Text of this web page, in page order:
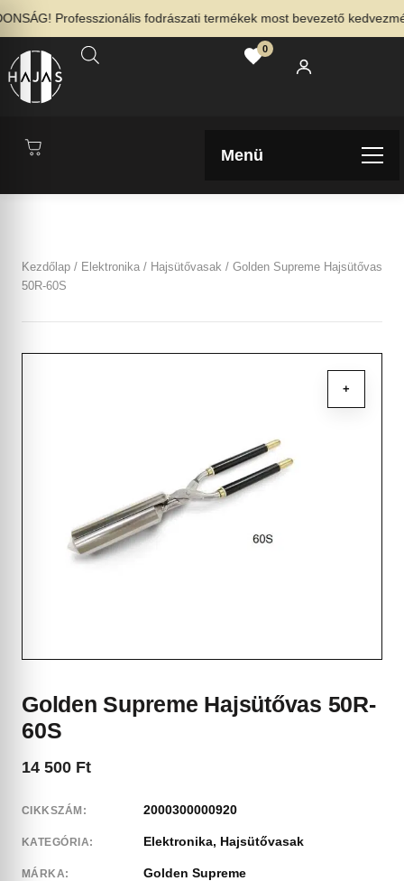
Professzionális fodrászati termékek most bevezető
0
Menü
Kezdőlap / Elektronika / Hajsütővasak / Golden Supreme Hajsütővas
50R-60S
+
Golden Supreme Hajsütővas 50R-
60S
14 500 Ft
CIKKSZÁM: 2000300000920
KATEGÓRIA: Elektronika, Hajsütővasak
MÁRKA: Golden Supreme